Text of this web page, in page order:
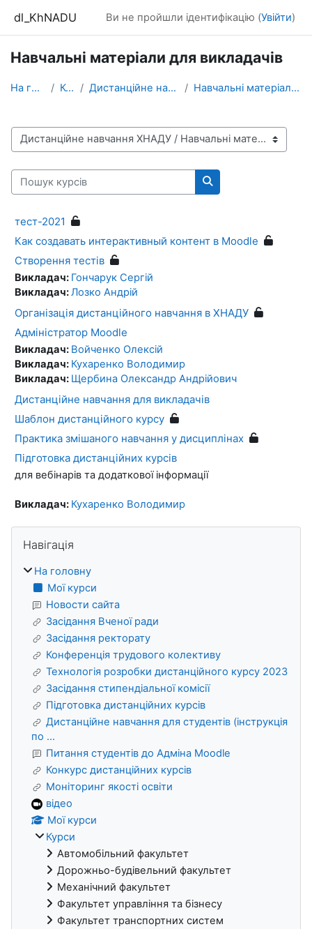
dl_KhNADU Ви не пройшли ідентифікацію (Увійти)
Навчальні матеріали для викладачів
На головну Курси Дистанційне навчання ХНАДУ Навчальні матеріали для викладачів
Категорії курсів
Пошук курсів
Пошук курсів
тест-2021
Как создавать интерактивный контент в Moodle
Створення тестів
Викладач: Гончарук Сергій
Викладач:Лозко Андрій
Організація дистанційного навчання в ХНАДУ
Адміністратор Moodle
Викладач: Войченко Олексій
Викладач: Кухаренко Володимир
Викладач: Щербина Олександр Андрійович
Дистанційне навчання для викладачів
Шаблон дистанційного курсу
Практика змішаного навчання у дисциплінах
Підготовка дистанційних курсів
для вебінарів та додаткової інформації
Викладач: Кухаренко Володимир
Блоки
Навігація
На головну
Мої курси
Новости сайта
Засідання Вченої ради
Засідання ректорату
Конференція трудового колективу
Технологія розробки дистанційного курсу 2023
Засідання стипендіальної комісії
Підготовка дистанційних курсів
Дистанційне навчання для студентів (інструкція
по ...
Питання студентів до Адміна Moodle
Конкурс дистанційних курсів
Моніторинг якості освіти
відео
Мої курси
Курси
Автомобільний факультет
Дорожньо-будівельний факультет
Механічний факультет
Факультет управління та бізнесу
Факультет транспортних систем